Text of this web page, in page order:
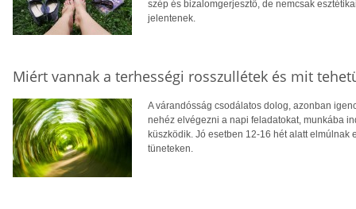
szép és bizalomgerjesztő, de nemcsak
jelentenek.
Miért vannak a terhességi rosszullétek és mit
A várandósság csodálatos dolog, azonban
nehéz elvégezni a napi feladatokat, munkába
küszködik. Jó esetben 12-16 hét alatt
tüneteken.